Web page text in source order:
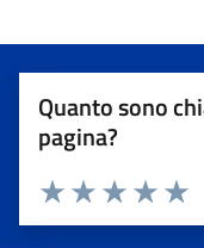
Quanto sono
pagina?
Valuta
Valuta 3
Valuta 2 stelle
Valuta 1 stelle su 5